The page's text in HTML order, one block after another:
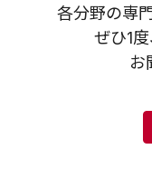
各分野の専
ぜひ1
お